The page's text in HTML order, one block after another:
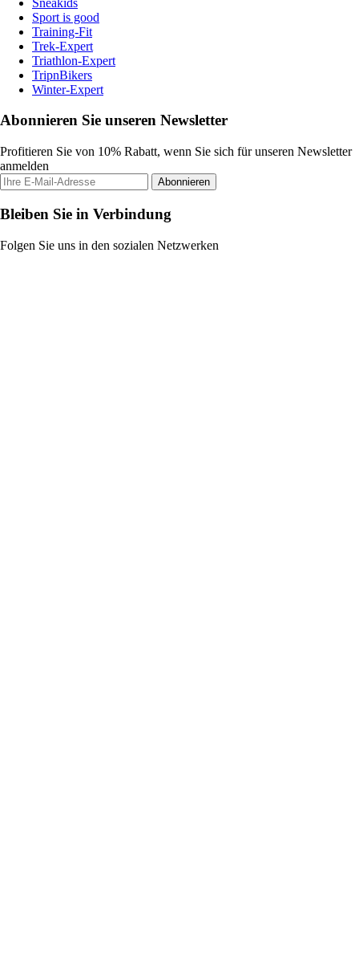
Sport is good
Training-Fit
Trek-Expert
Triathlon-Expert
TripnBikers
Winter-Expert
Abonnieren Sie unseren Newsletter
Profitieren Sie von 10% Rabatt, wenn Sie sich für unseren Newsletter
anmelden
Abonnieren
Bleiben Sie in Verbindung
Folgen Sie uns in den sozialen Netzwerken